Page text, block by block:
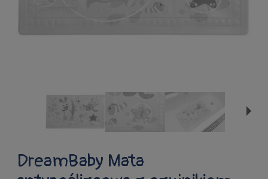
DreamBaby Mata